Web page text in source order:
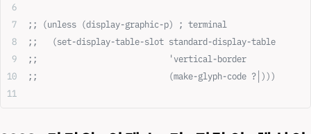
;; (unless (display-graphic-p) ; terminal
;;   (set-display-table-slot standard-display-table
;;                           'vertical-border
;;                           (make-glyph-code ?│)))